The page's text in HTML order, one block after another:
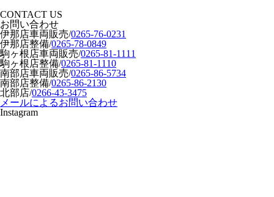
CONTACT US
お問い合わせ
伊那店車両販売/0265-76-0231
伊那店整備/0265-78-0849
駒ヶ根店車両販売/0265-81-1111
駒ヶ根店整備/0265-81-1110
南部店車両販売/0265-86-5734
南部店整備/0265-86-2130
北部店/0266-43-3475
メールによるお問い合わせ
Instagram